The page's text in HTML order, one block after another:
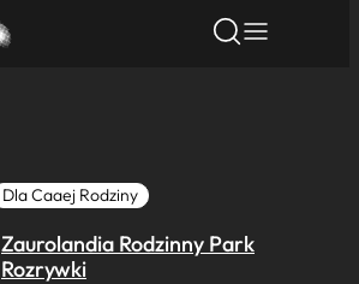
Dla Caaej Rodziny
Zaurolandia Rodzinny Park
Rozrywki